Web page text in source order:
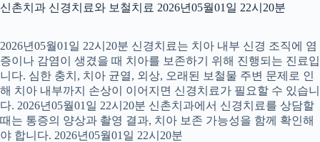
신촌치과 신경치료와 보철치료 2026년05월01일 22시20분
2026년05월01일 22시20분 신경치료는 치아 내부 신경 조직에 염
증이나 감염이 생겼을 때 치아를 보존하기 위해 진행되는 진료입
니다. 심한 충치, 치아 균열, 외상, 오래된 보철물 주변 문제로 인
해 치아 내부까지 손상이 이어지면 신경치료가 필요할 수 있습니
다. 2026년05월01일 22시20분 신촌치과에서 신경치료를 상담할
때는 통증의 양상과 촬영 결과, 치아 보존 가능성을 함께 확인해
야 합니다. 2026년05월01일 22시20분